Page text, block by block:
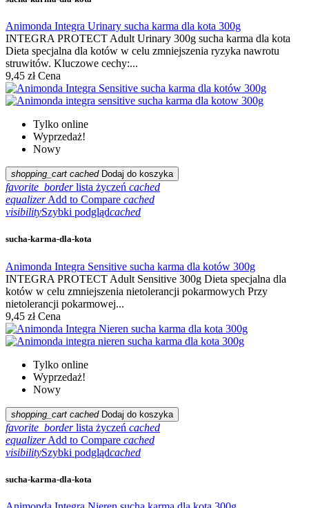
Animonda Integra Urinary sucha karma dla kota 300g
INTEGRA PROTECT Adult Urinary 300g sucha karma dla kota
Dieta specjalna dla kotów w celu zmniejszenia ryzyka nawrotu
struwitów. Kluczowe cechy:...
9,45 zł Cena
Tylko online
Wyprzedaż!
Nowy
shopping_cart cached Dodaj do koszyka
favorite_border lista życzeń cached
equalizer Add to Compare cached
visibilitySzybki podglądcached
sucha-karma-dla-kota
Animonda Integra Sensitive sucha karma dla kotów 300g
INTEGRA PROTECT Adult Sensitive 300g Dieta specjalna dla
kotów w celu zmniejszenia nietolerancji pokarmowych Przy
nietolerancji pokarmowej...
9,45 zł Cena
Tylko online
Wyprzedaż!
Nowy
shopping_cart cached Dodaj do koszyka
favorite_border lista życzeń cached
equalizer Add to Compare cached
visibilitySzybki podglądcached
sucha-karma-dla-kota